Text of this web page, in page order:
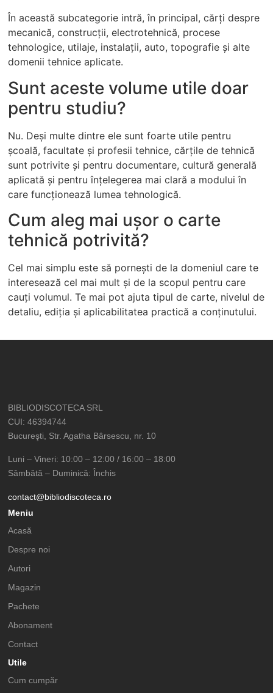
În această subcategorie intră, în principal, cărți despre
mecanică, construcții, electrotehnică, procese
tehnologice, utilaje, instalații, auto, topografie și alte
domenii tehnice aplicate.
Sunt aceste volume utile doar
pentru studiu?
Nu. Deși multe dintre ele sunt foarte utile pentru
școală, facultate și profesii tehnice, cărțile de tehnică
sunt potrivite și pentru documentare, cultură generală
aplicată și pentru înțelegerea mai clară a modului în
care funcționează lumea tehnologică.
Cum aleg mai ușor o carte
tehnică potrivită?
Cel mai simplu este să pornești de la domeniul care te
interesează cel mai mult și de la scopul pentru care
cauți volumul. Te mai pot ajuta tipul de carte, nivelul de
detaliu, ediția și aplicabilitatea practică a conținutului.
BIBLIODISCOTECA SRL
CUI: 46394744
Bucureşti, Str. Agatha Bârsescu, nr. 10
Luni – Vineri: 10:00 – 12:00 / 16:00 – 18:00
Sâmbătă – Duminică: Închis
contact@bibliodiscoteca.ro
Meniu
Acasă
Despre noi
Autori
Magazin
Pachete
Abonament
Contact
Utile
Cum cumpăr